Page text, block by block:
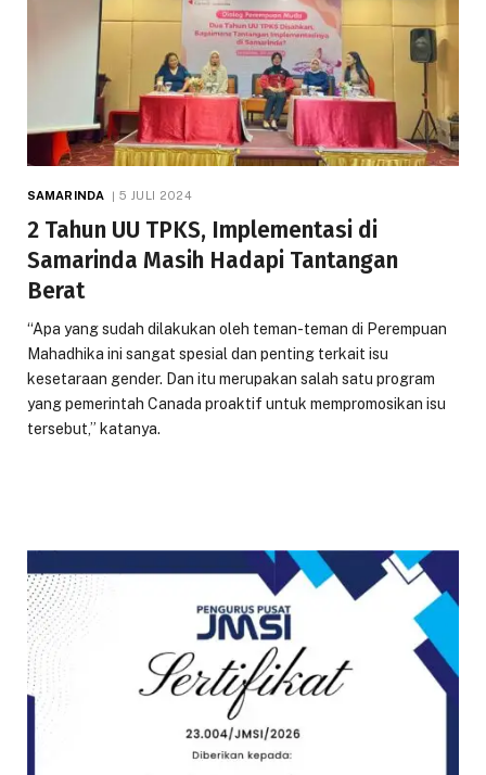
SAMARINDA 5 JULI 2024
2 Tahun UU TPKS, Implementasi di
Samarinda Masih Hadapi Tantangan
Berat
“Apa yang sudah dilakukan oleh teman-teman di Perempuan
Mahadhika ini sangat spesial dan penting terkait isu
kesetaraan gender. Dan itu merupakan salah satu program
yang pemerintah Canada proaktif untuk mempromosikan isu
tersebut,” katanya.